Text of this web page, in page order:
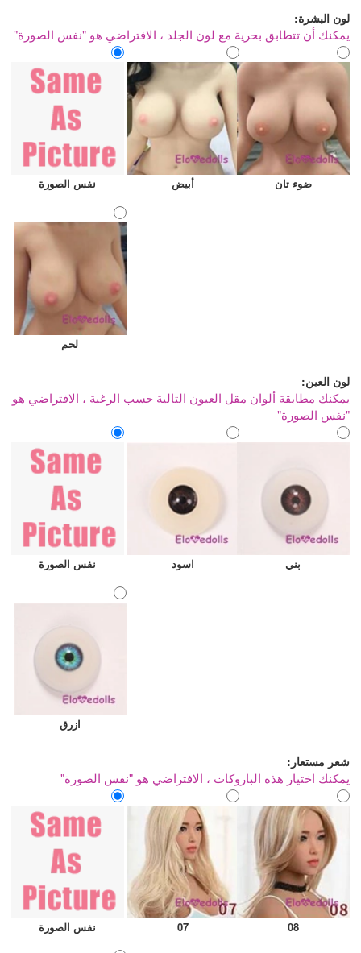
لون البشرة:
يمكنك أن تتطابق بحرية مع لون الجلد ، الافتراضي هو "نفس الصورة"
نفس الصورة أبيض ضوء تان
لحم
لون العين:
يمكنك مطابقة ألوان مقل العيون التالية حسب الرغبة ، الافتراضي هو
"نفس الصورة"
نفس الصورة اسود بني
ازرق
شعر مستعار:
يمكنك اختيار هذه الباروكات ، الافتراضي هو "نفس الصورة"
نفس الصورة 07 08